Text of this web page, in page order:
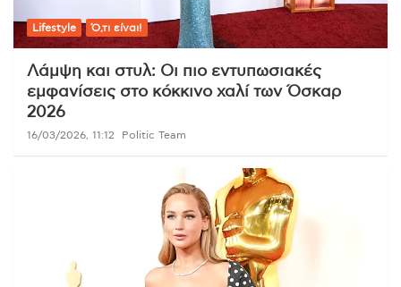
Lifestyle Ό,τι είναι!
Λάμψη και στυλ: Οι πιο εντυπωσιακές
εμφανίσεις στο κόκκινο χαλί των Όσκαρ
2026
16/03/2026, 11:12 Politic Team